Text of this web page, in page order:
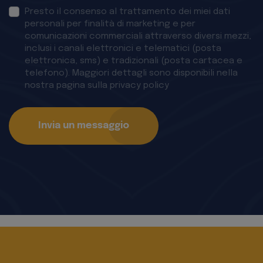
Presto il consenso al trattamento dei miei dati
personali per finalità di marketing e per
comunicazioni commerciali attraverso diversi mezzi,
inclusi i canali elettronici e telematici (posta
elettronica, sms) e tradizionali (posta cartacea e
telefono). Maggiori dettagli sono disponibili nella
nostra pagina sulla privacy policy
Invia un messaggio